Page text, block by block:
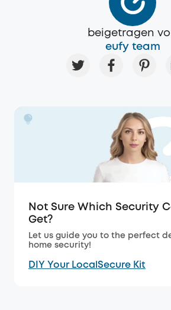
beigetragen
eufy team
Not Sure Which Security
Get?
Let us guide you to the perfect
home security!
DIY Your LocalSecure Kit